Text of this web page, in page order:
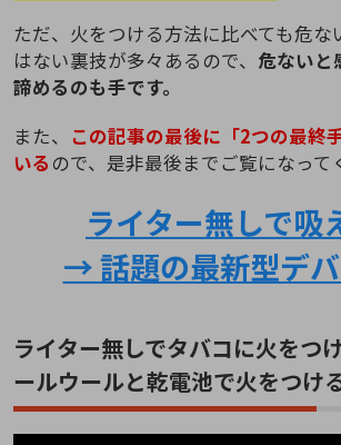
ただ、火をつける方法に比べても危な
はない裏技が多々あるので、 危ないと
諦めるのも手です。
また、 この記事の最後に「2つの最終
いる ので、是非最後までご覧になって
ライター無しで吸
→ 話題の最新型デ
ライター無しでタバコに火をつ
ールウールと乾電池で火をつけ